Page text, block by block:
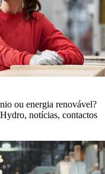
ou energia renovável?
notícias, contactos